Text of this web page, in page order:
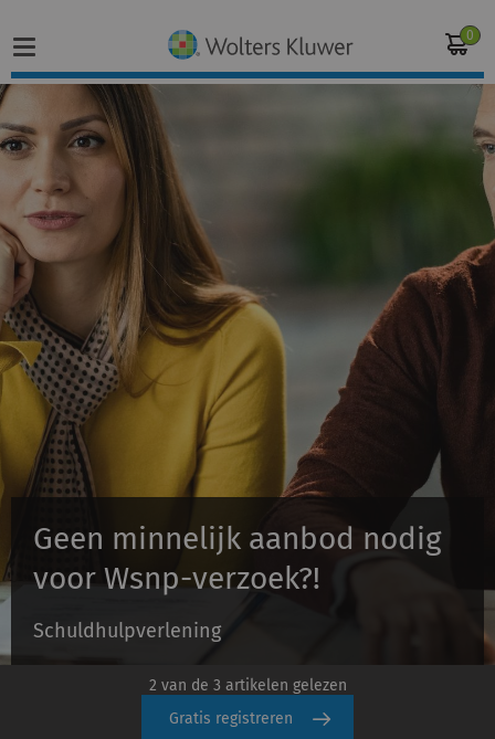
0
Vakgebieden
Actueel
Producten
Opleidingen
Juridisch advies
Inloggen op de kennisbank
Registreren
Geen minnelijk aanbod nodig
voor Wsnp-verzoek?!
Schuldhulpverlening
2 van de 3 artikelen gelezen
Gratis registreren